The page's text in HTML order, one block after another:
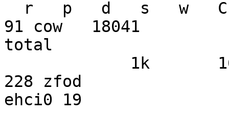
91 cow   18041
total
228 zfod
ehci0 19